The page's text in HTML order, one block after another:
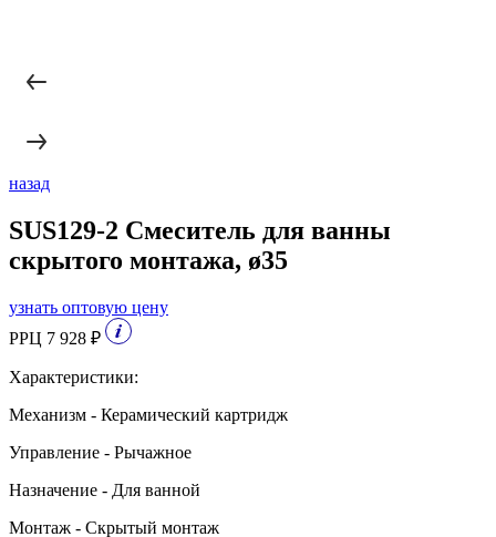
назад
SUS129-2 Смеситель для ванны
скрытого монтажа, ø35
узнать оптовую цену
РРЦ 7 928 ₽
Характеристики:
Механизм - Керамический картридж
Управление - Рычажное
Назначение - Для ванной
Монтаж - Скрытый монтаж